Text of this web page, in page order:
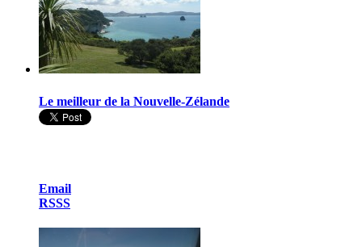
Le meilleur de la Nouvelle-Zélande
Email
RSSS